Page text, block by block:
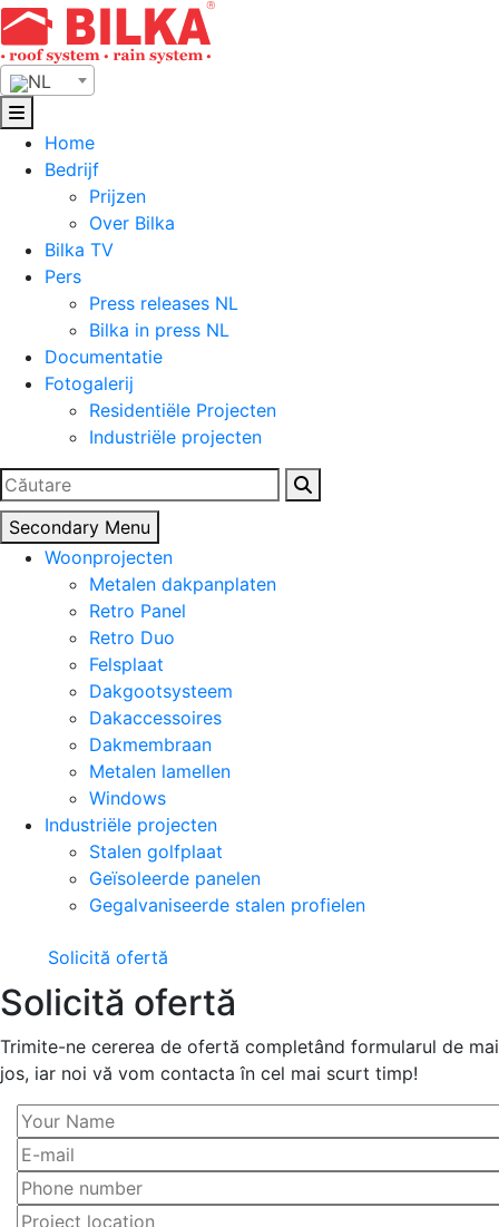
Skip
to
content
NL
Home
Bedrijf
Prijzen
Over Bilka
Bilka TV
Pers
Press releases NL
Bilka in press NL
Documentatie
Fotogalerij
Residentiële Projecten
Industriële projecten
Zoeken
naar:
Secondary Menu
Woonprojecten
Metalen dakpanplaten
Retro Panel
Retro Duo
Felsplaat
Dakgootsysteem
Dakaccessoires
Dakmembraan
Metalen lamellen
Windows
Industriële projecten
Stalen golfplaat
Geïsoleerde panelen
Gegalvaniseerde stalen profielen
Solicită ofertă
Solicită ofertă
Trimite-ne cererea de ofertă completând formularul de mai
jos, iar noi vă vom contacta în cel mai scurt timp!